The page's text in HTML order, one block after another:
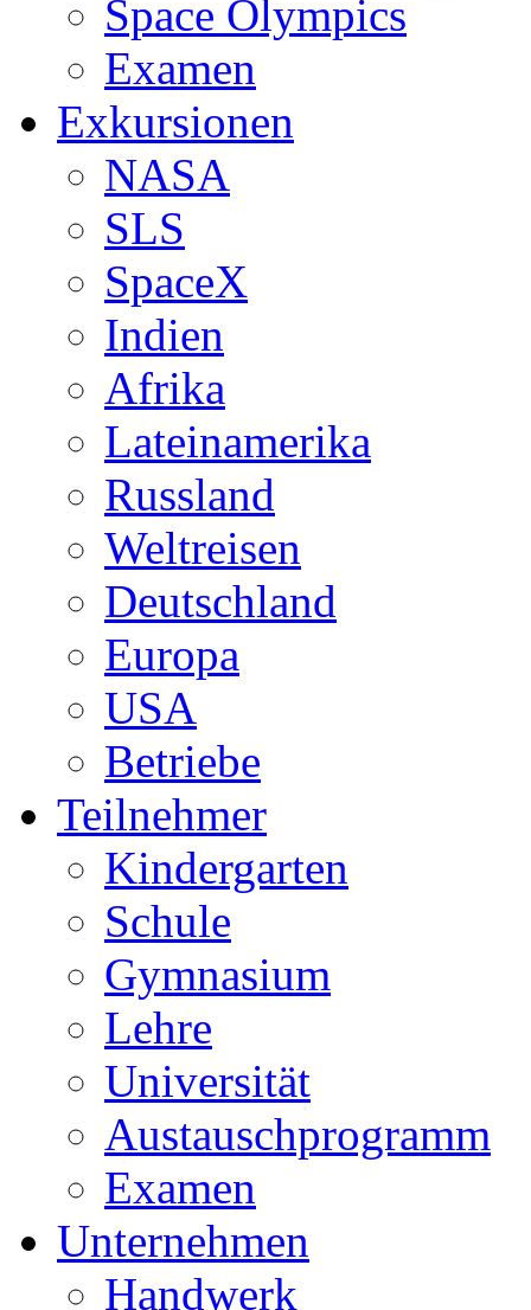
Space Olympics
Examen
Exkursionen
NASA
SLS
SpaceX
Indien
Afrika
Lateinamerika
Russland
Weltreisen
Deutschland
Europa
USA
Betriebe
Teilnehmer
Kindergarten
Schule
Gymnasium
Lehre
Universität
Austauschprogramm
Examen
Unternehmen
Handwerk